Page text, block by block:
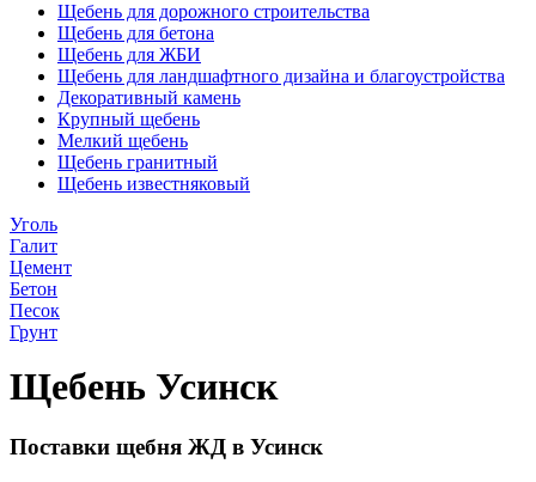
Щебень для дорожного строительства
Щебень для бетона
Щебень для ЖБИ
Щебень для ландшафтного дизайна и благоустройства
Декоративный камень
Крупный щебень
Мелкий щебень
Щебень гранитный
Щебень известняковый
Уголь
Галит
Цемент
Бетон
Песок
Грунт
Щебень Усинск
Поставки щебня ЖД в Усинск